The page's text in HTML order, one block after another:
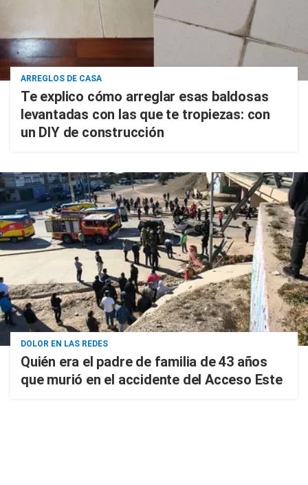
ARREGLOS DE CASA
Te explico cómo arreglar esas baldosas
levantadas con las que te tropiezas: con
un DIY de construcción
DOLOR EN LAS REDES
Quién era el padre de familia de 43 años
que murió en el accidente del Acceso Este